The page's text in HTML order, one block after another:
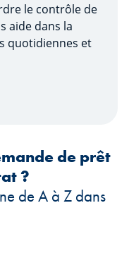
le contrôle de
aide dans la
quotidiennes et
de prêt
?
de A à Z dans